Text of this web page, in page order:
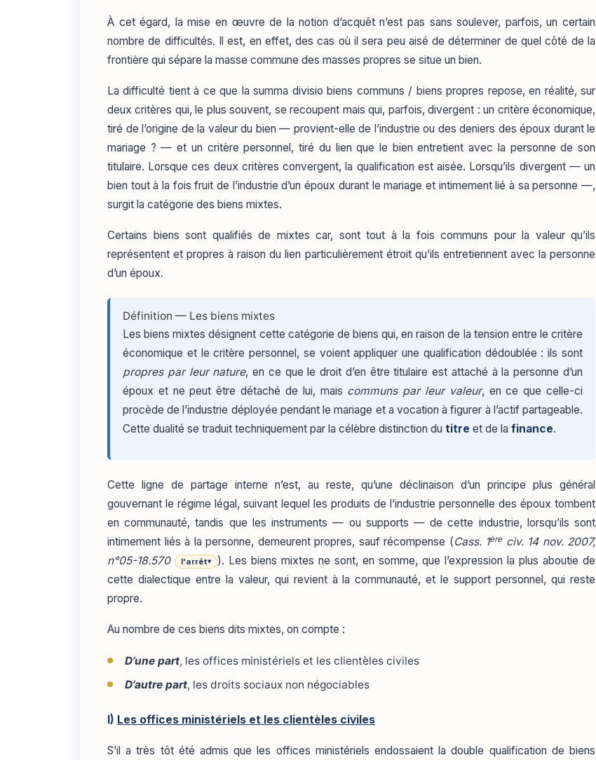
À cet égard, la mise en œuvre de la notion d’acquêt n’est pas sans soulever, parfois, un certain
nombre de difficultés. Il est, en effet, des cas où il sera peu aisé de déterminer de quel côté de la
frontière qui sépare la masse commune des masses propres se situe un bien.
La difficulté tient à ce que la summa divisio biens communs / biens propres repose, en réalité, sur
deux critères qui, le plus souvent, se recoupent mais qui, parfois, divergent : un critère économique,
tiré de l’origine de la valeur du bien — provient-elle de l’industrie ou des deniers des époux durant le
mariage ? — et un critère personnel, tiré du lien que le bien entretient avec la personne de son
titulaire. Lorsque ces deux critères convergent, la qualification est aisée. Lorsqu’ils divergent — un
bien tout à la fois fruit de l’industrie d’un époux durant le mariage et intimement lié à sa personne —,
surgit la catégorie des biens mixtes.
Certains biens sont qualifiés de mixtes car, sont tout à la fois communs pour la valeur qu’ils
représentent et propres à raison du lien particulièrement étroit qu’ils entretiennent avec la personne
d’un époux.
Définition — Les biens mixtes
Les biens mixtes désignent cette catégorie de biens qui, en raison de la tension entre le critère
économique et le critère personnel, se voient appliquer une qualification dédoublée : ils sont
propres par leur nature, en ce que le droit d’en être titulaire est attaché à la personne d’un
époux et ne peut être détaché de lui, mais communs par leur valeur, en ce que celle-ci
procède de l’industrie déployée pendant le mariage et a vocation à figurer à l’actif partageable.
Cette dualité se traduit techniquement par la célèbre distinction du titre et de la finance.
Cette ligne de partage interne n’est, au reste, qu’une déclinaison d’un principe plus général
gouvernant le régime légal, suivant lequel les produits de l’industrie personnelle des époux tombent
en communauté, tandis que les instruments — ou supports — de cette industrie, lorsqu’ils sont
intimement liés à la personne, demeurent propres, sauf récompense (Cass. 1èreciv. 14 nov. 2007,
n°05-18.570
l'arrêt▾
). Les biens mixtes ne sont, en somme, que l’expression la plus aboutie de
cette dialectique entre la valeur, qui revient à la communauté, et le support personnel, qui reste
propre.
Au nombre de ces biens dits mixtes, on compte :
D’une part, les offices ministériels et les clientèles civiles
D’autre part, les droits sociaux non négociables
I) Les offices ministériels et les clientèles civiles
S’il a très tôt été admis que les offices ministériels endossaient la double qualification de biens